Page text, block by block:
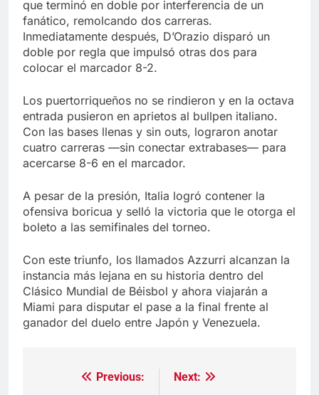
que terminó en doble por interferencia de un
fanático, remolcando dos carreras.
Inmediatamente después, D’Orazio disparó un
doble por regla que impulsó otras dos para
colocar el marcador 8-2.
Los puertorriqueños no se rindieron y en la octava
entrada pusieron en aprietos al bullpen italiano.
Con las bases llenas y sin outs, lograron anotar
cuatro carreras —sin conectar extrabases— para
acercarse 8-6 en el marcador.
A pesar de la presión, Italia logró contener la
ofensiva boricua y selló la victoria que le otorga el
boleto a las semifinales del torneo.
Con este triunfo, los llamados Azzurri alcanzan la
instancia más lejana en su historia dentro del
Clásico Mundial de Béisbol y ahora viajarán a
Miami para disputar el pase a la final frente al
ganador del duelo entre Japón y Venezuela.
Navegación
Previous:
Next: